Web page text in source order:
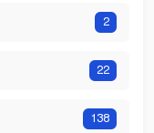
2
22
138